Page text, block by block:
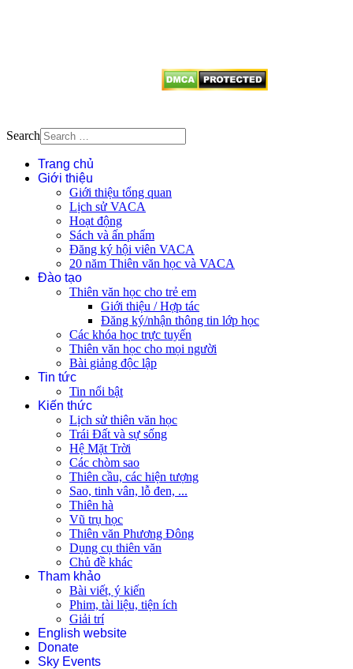
Search
Trang chủ
Giới thiệu
Giới thiệu tổng quan
Lịch sử VACA
Hoạt động
Sách và ấn phẩm
Đăng ký hội viên VACA
20 năm Thiên văn học và VACA
Đào tạo
Thiên văn học cho trẻ em
Giới thiệu / Hợp tác
Đăng ký/nhận thông tin lớp học
Các khóa học trực tuyến
Thiên văn học cho mọi người
Bài giảng độc lập
Tin tức
Tin nổi bật
Kiến thức
Lịch sử thiên văn học
Trái Đất và sự sống
Hệ Mặt Trời
Các chòm sao
Thiên cầu, các hiện tượng
Sao, tinh vân, lỗ đen, ...
Thiên hà
Vũ trụ học
Thiên văn Phương Đông
Dụng cụ thiên văn
Chủ đề khác
Tham khảo
Bài viết, ý kiến
Phim, tài liệu, tiện ích
Giải trí
English website
Donate
Sky Events